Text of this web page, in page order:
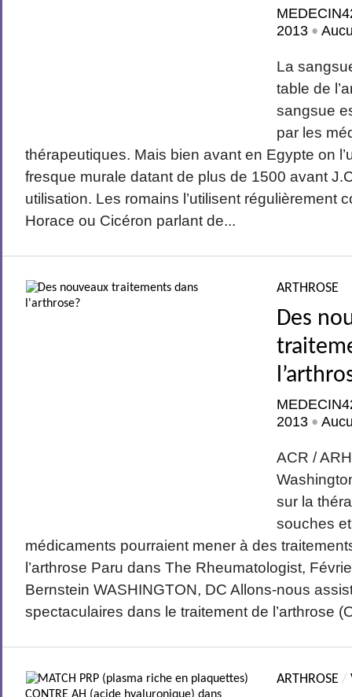
2013 •
La
table de
sangsue
par les
thérapeutiques. Mais bien avant en Egypte on
fresque murale datant de plus de 1500 avant
utilisation. Les romains l’utilisent régulièrement
Horace ou Cicéron parlant de...
ARTHROSE
Des
2013 •
ACR /
sur la
souches
médicaments pourraient mener à des
l’arthrose Paru dans The Rheumatologist,
Bernstein WASHINGTON, DC Allons-nous
spectaculaires dans le traitement de l’arthrose
ARTHROSE /